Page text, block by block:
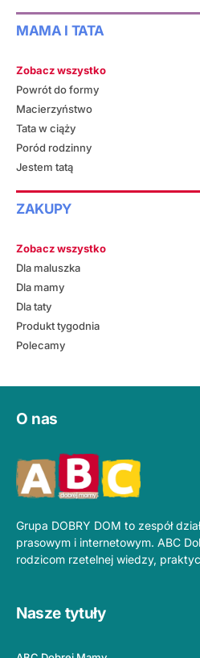
MAMA I TATA
Zobacz wszystko
Powrót do formy
Macierzyństwo
Tata w ciąży
Poród rodzinny
Jestem tatą
ZAKUPY
Zobacz wszystko
Dla maluszka
Dla mamy
Dla taty
Produkt tygodnia
Polecamy
O nas
Grupa DOBRY DOM to zespół
prasowym i internetowym. ABC
rodzicom rzetelnej wiedzy,
Nasze tytuły